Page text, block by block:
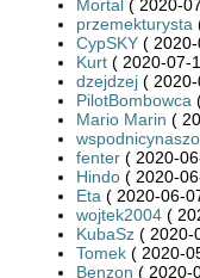
Mortal ( 2020-
przemekturysta
CypSKY (
Kurt ( 2020-07-
dzejdzej (
PilotBombowca
Mario Marin (
fenter ( 2020-
Hindo ( 2020-
Eta ( 2020-06-
wojtek2004 (
KubaSz ( 2020-
Tomek ( 2020-
Benzon ( 2020-